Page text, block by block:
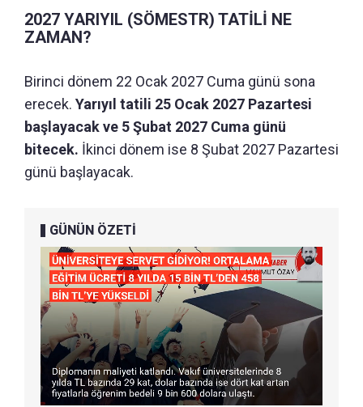
2027 YARIYIL (SÖMESTR) TATİLİ NE
ZAMAN?
Birinci dönem 22 Ocak 2027 Cuma günü sona
erecek. Yarıyıl tatili 25 Ocak 2027 Pazartesi
başlayacak ve 5 Şubat 2027 Cuma günü
bitecek. İkinci dönem ise 8 Şubat 2027 Pazartesi
günü başlayacak.
GÜNÜN ÖZETİ